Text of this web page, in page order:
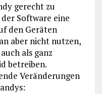
gerecht zu
Software eine
den Geräten
aber nicht nutzen,
als ganz
betreiben.
Veränderungen